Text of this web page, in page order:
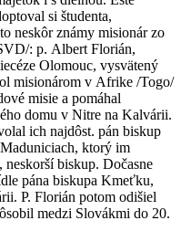
si študenta,
neskôr známy misionár zo
: p. Albert Florián,
Olomouc, vysvätený
misionárom v Afrike /Togo/
misie a pomáhal
domu v Nitre na Kalvárii.
ich najdôst. pán biskup
ktorý im
biskup. Dočasne
pána biskupa Kmeťku,
P. Florián potom odišiel
medzi Slovákmi do 20.